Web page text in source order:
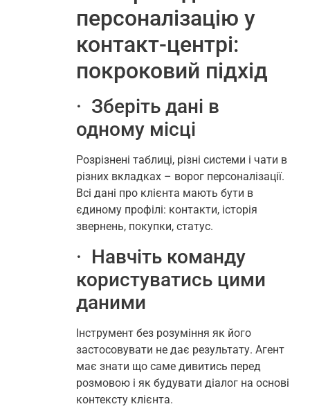
персоналізацію у
контакт-центрі:
покроковий підхід
· Зберіть дані в
одному місці
Розрізнені таблиці, різні системи і чати в
різних вкладках – ворог персоналізації.
Всі дані про клієнта мають бути в
єдиному профілі: контакти, історія
звернень, покупки, статус.
· Навчіть команду
користуватись цими
даними
Інструмент без розуміння як його
застосовувати не дає результату. Агент
має знати що саме дивитись перед
розмовою і як будувати діалог на основі
контексту клієнта.